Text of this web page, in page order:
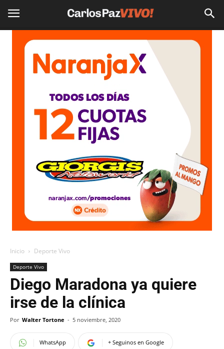
Inicio Deporte Vivo
Deporte Vivo
Diego Maradona ya quiere
irse de la clínica
Por Walter Tortone - 5 noviembre, 2020
WhatsApp + Seguinos en Google